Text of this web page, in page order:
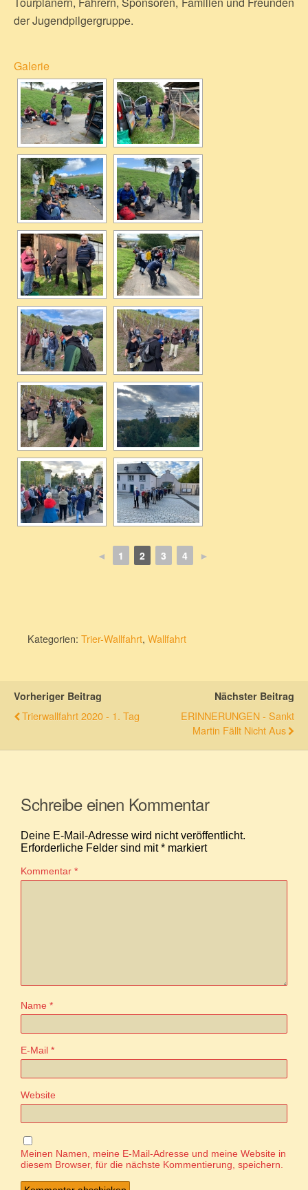
der Jugendpilgergruppe.
Galerie
◄ 1 2 3 4 ►
Kategorien: Trier-Wallfahrt, Wallfahrt
Vorheriger Beitrag
Trierwallfahrt 2020 - 1. Tag
Nächster Beitrag
ERINNERUNGEN - Sankt
Martin Fällt Nicht Aus
Schreibe einen Kommentar
Deine E-Mail-Adresse wird nicht veröffentlicht.
Erforderliche Felder sind mit* markiert
Kommentar *
Name *
E-Mail *
Website
Meinen Namen, meine E-Mail-Adresse und meine Website in
diesem Browser, für die nächste Kommentierung, speichern.